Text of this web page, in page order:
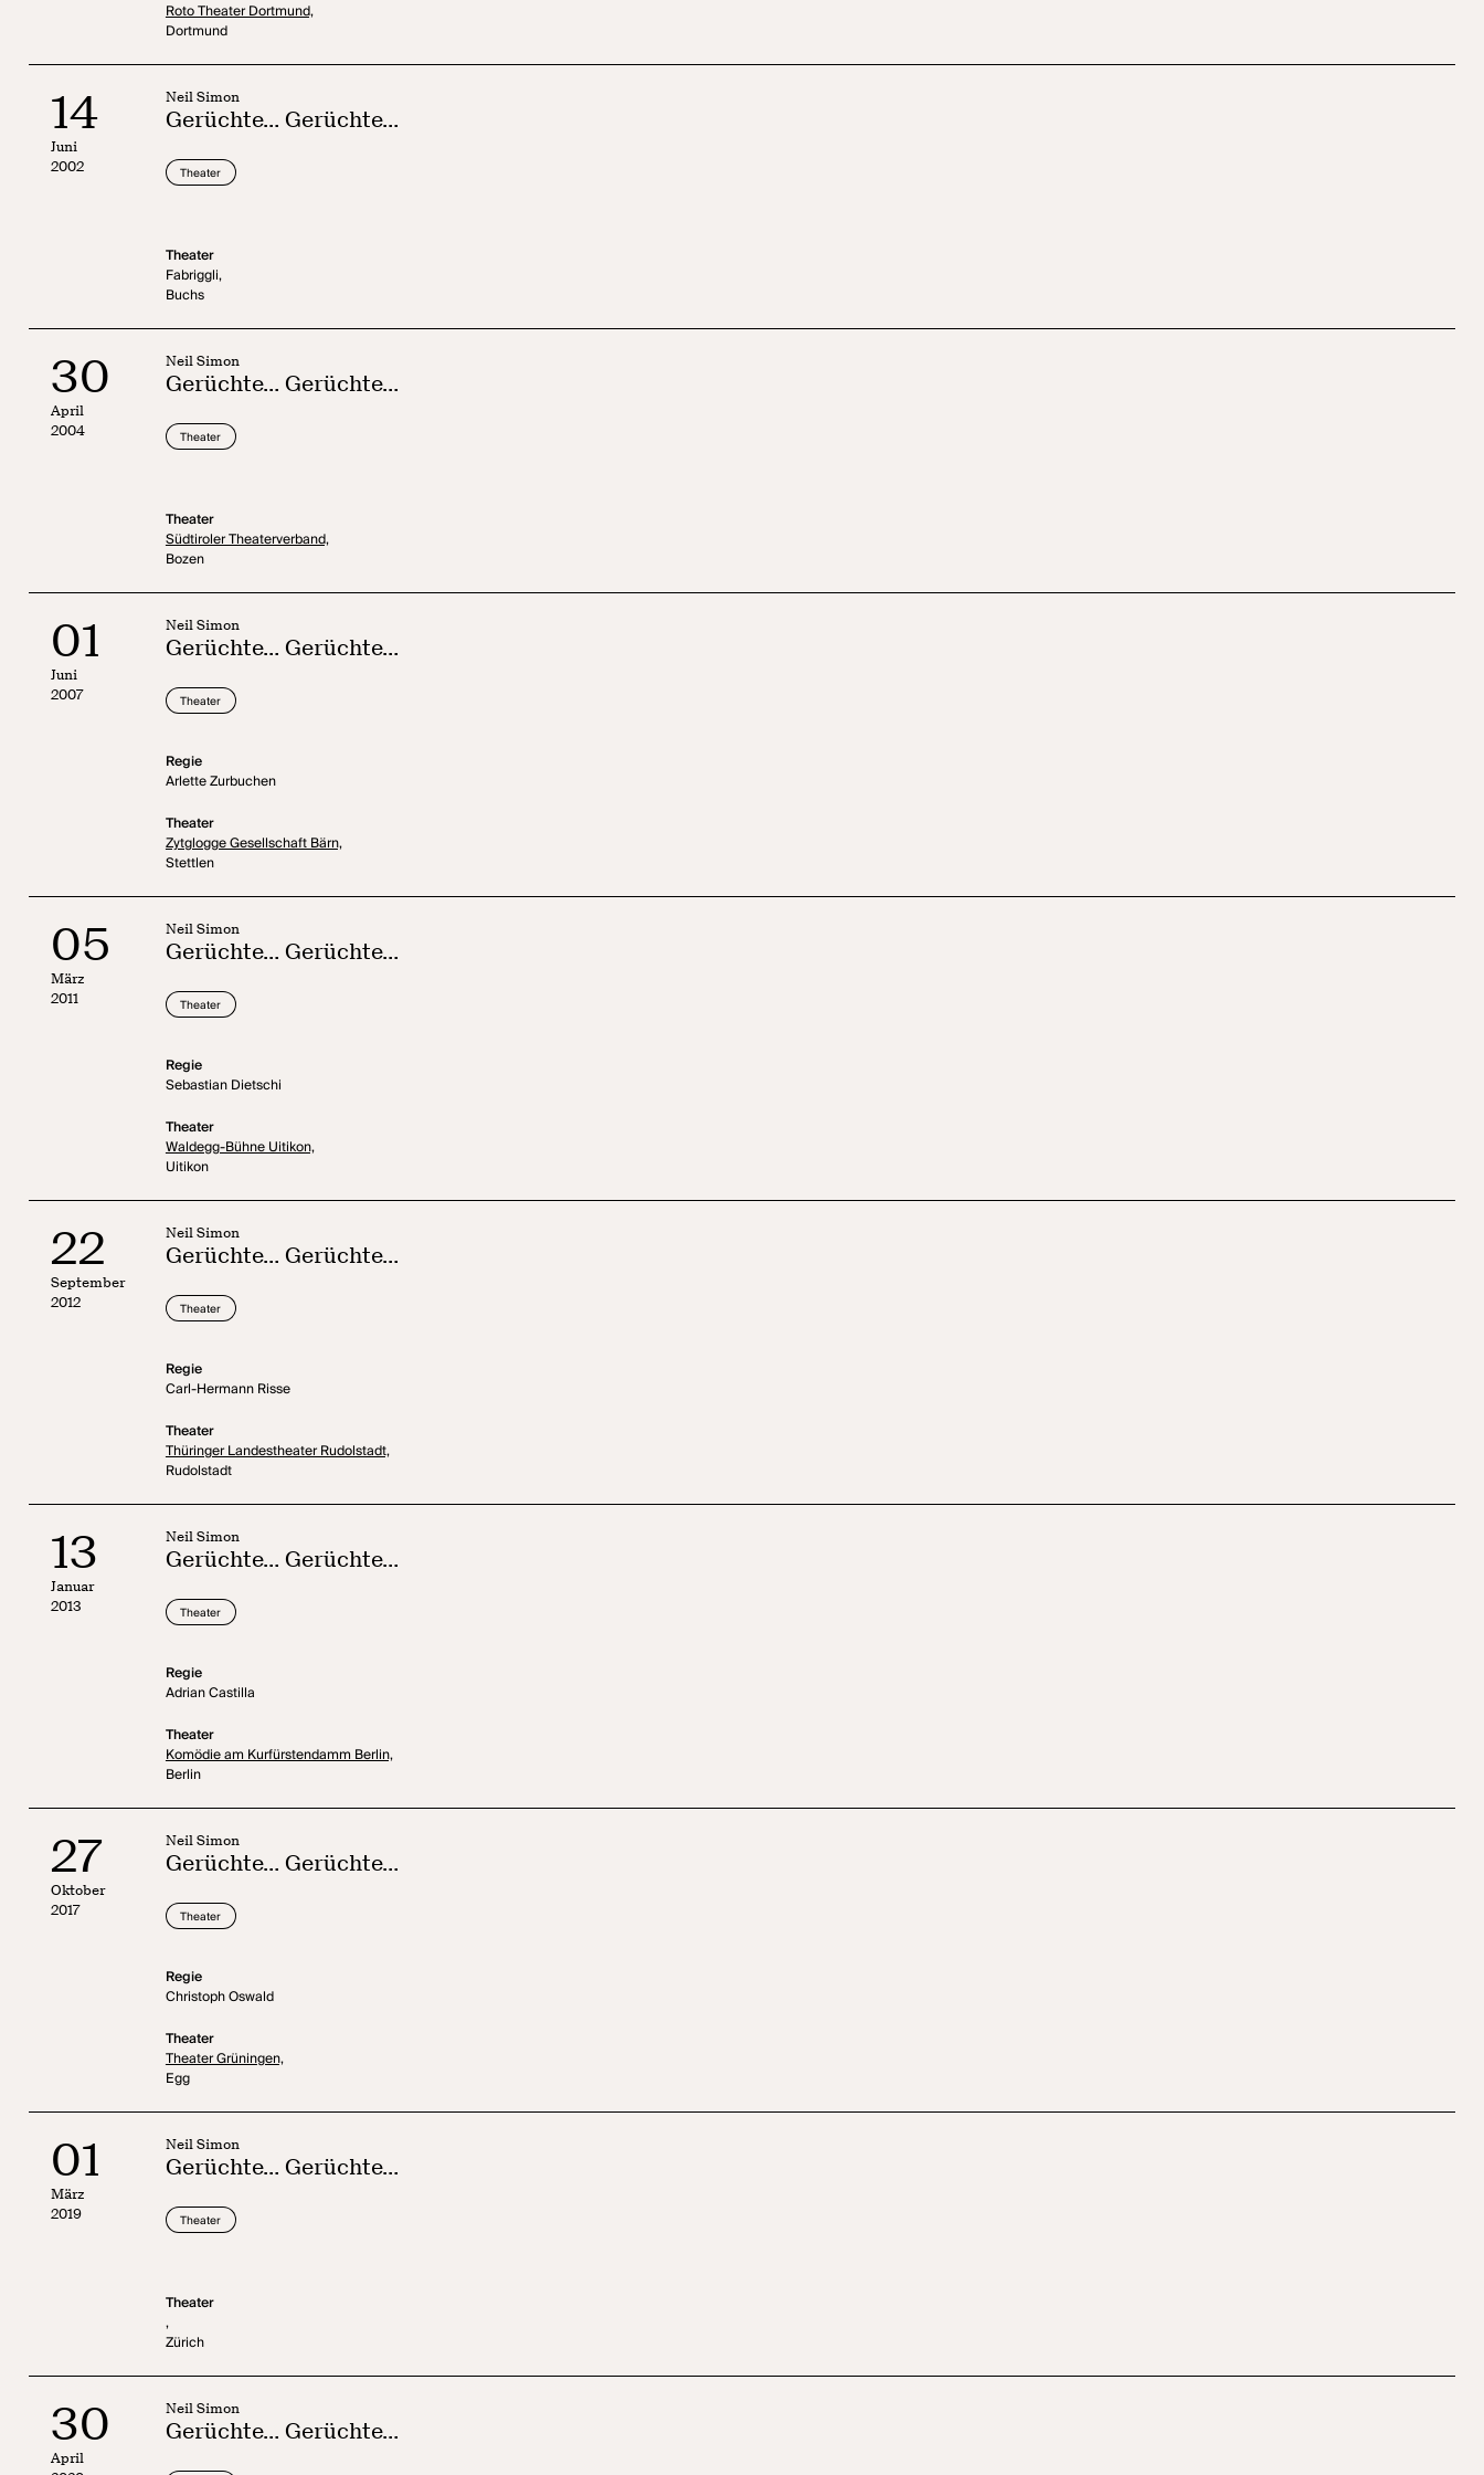
Roto Theater Dortmund,
Dortmund
14
Juni
2002
Neil Simon
Gerüchte... Gerüchte...
Theater
Theater
Fabriggli,
Buchs
30
April
2004
Neil Simon
Gerüchte... Gerüchte...
Theater
Theater
Südtiroler Theaterverband,
Bozen
01
Juni
2007
Neil Simon
Gerüchte... Gerüchte...
Theater
Regie
Arlette Zurbuchen
Theater
Zytglogge Gesellschaft Bärn,
Stettlen
05
März
2011
Neil Simon
Gerüchte... Gerüchte...
Theater
Regie
Sebastian Dietschi
Theater
Waldegg-Bühne Uitikon,
Uitikon
22
September
2012
Neil Simon
Gerüchte... Gerüchte...
Theater
Regie
Carl-Hermann Risse
Theater
Thüringer Landestheater Rudolstadt,
Rudolstadt
13
Januar
2013
Neil Simon
Gerüchte... Gerüchte...
Theater
Regie
Adrian Castilla
Theater
Komödie am Kurfürstendamm Berlin,
Berlin
27
Oktober
2017
Neil Simon
Gerüchte... Gerüchte...
Theater
Regie
Christoph Oswald
Theater
Theater Grüningen,
Egg
01
März
2019
Neil Simon
Gerüchte... Gerüchte...
Theater
Theater
,
Zürich
30
April
Neil Simon
Gerüchte... Gerüchte...